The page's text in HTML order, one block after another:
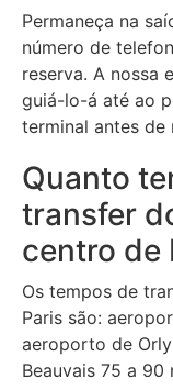
Permaneça na
número de
reserva. A nossa
guiá-lo-á até ao
terminal antes de
Quanto
transfer
centro de
Os tempos de
Paris são:
aeroporto de
Beauvais 75 a